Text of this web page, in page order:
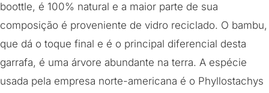
boottle, é 100% natural e a maior parte de sua
composição é proveniente de vidro reciclado. O bambu,
que dá o toque final e é o principal diferencial desta
garrafa, é uma árvore abundante na terra. A espécie
usada pela empresa norte-americana é o Phyllostachys